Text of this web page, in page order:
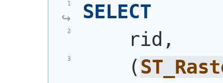
SELECT
    rid,
(